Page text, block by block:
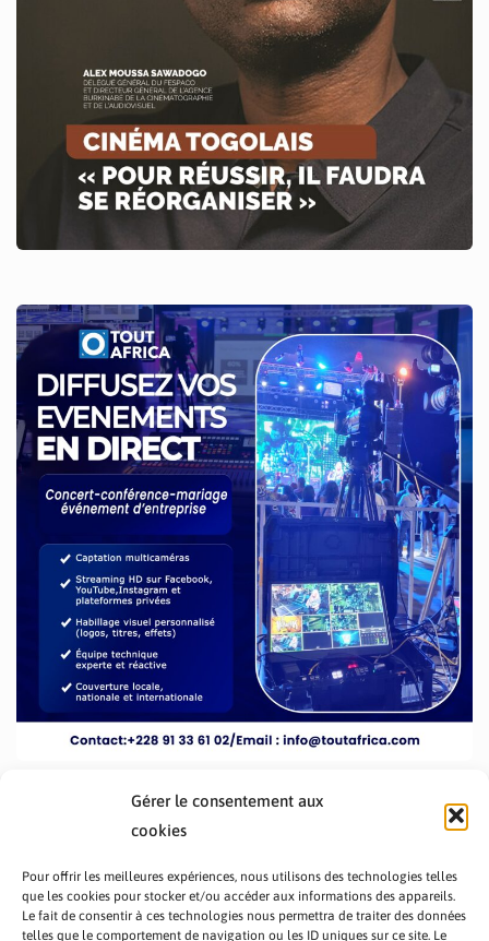
Gérer le consentement aux
cookies
Pour offrir les meilleures expériences, nous utilisons des technologies telles
que les cookies pour stocker et/ou accéder aux informations des appareils.
Le fait de consentir à ces technologies nous permettra de traiter des données
telles que le comportement de navigation ou les ID uniques sur ce site. Le